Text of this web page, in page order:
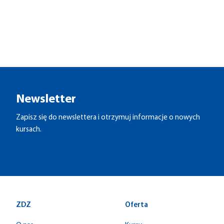
Newsletter
Zapisz się do newslettera i otrzymuj informacje o nowych
kursach.
ZDZ Oferta